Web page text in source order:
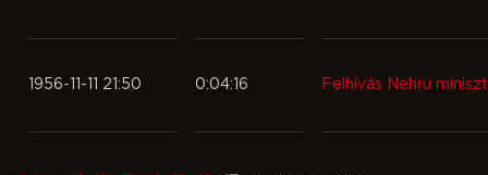
1956-11-11 21:50 0:04:16 Felhívás Nehru